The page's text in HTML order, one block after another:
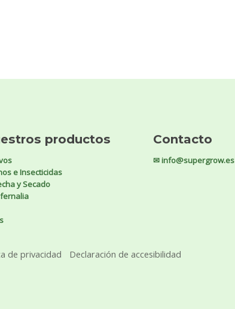
productos
e Insecticidas
y Secado
Contacto
✉ info@supergrow.es
de privacidad Declaración de accesibilidad